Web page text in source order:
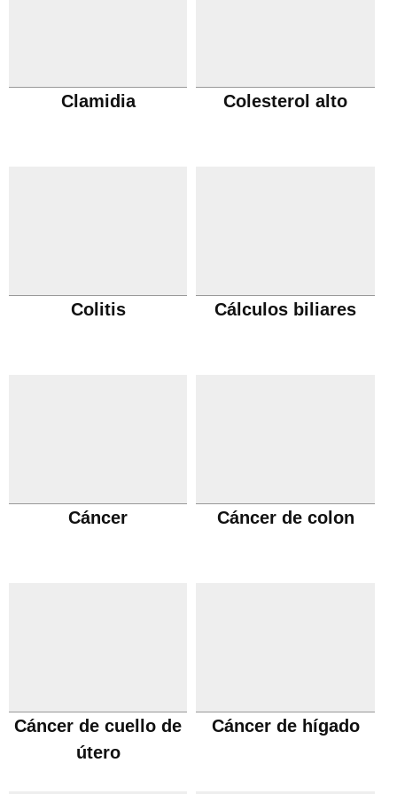
Clamidia Colesterol alto
Colitis Cálculos biliares
Cáncer Cáncer de colon
Cáncer de cuello de
útero
Cáncer de hígado